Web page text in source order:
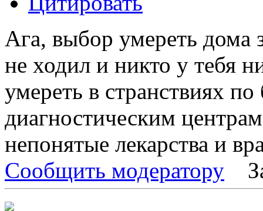
Ага, выбор умереть дома
не ходил и никто у тебя
умереть в странствиях
диагностическим
непонятые лекарства и
Сообщить модератору